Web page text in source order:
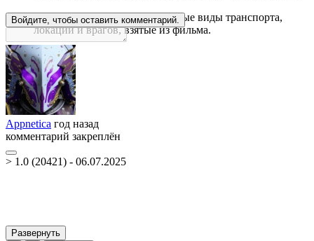
Вступление к Эпизоду III. Новые виды транспорта,
локаций и врагов, взятые из фильма.
Войдите, чтобы оставить комментарий.
Appnetica год назад
комментарий закреплён
> 1.0 (20421) - 06.07.2025
Развернуть